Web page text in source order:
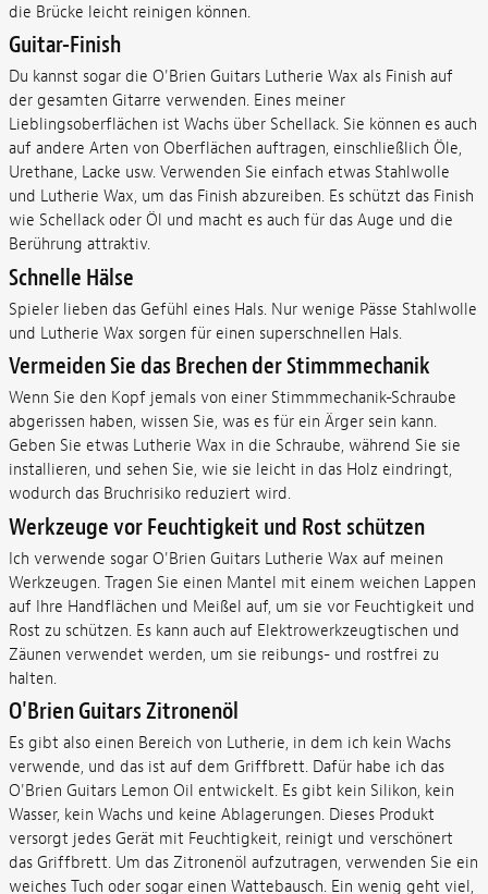
die Brücke leicht reinigen können.
Guitar-Finish
Du kannst sogar die O'Brien Guitars Lutherie Wax als Finish auf
der gesamten Gitarre verwenden. Eines meiner
Lieblingsoberflächen ist Wachs über Schellack. Sie können es auch
auf andere Arten von Oberflächen auftragen, einschließlich Öle,
Urethane, Lacke usw. Verwenden Sie einfach etwas Stahlwolle
und Lutherie Wax, um das Finish abzureiben. Es schützt das Finish
wie Schellack oder Öl und macht es auch für das Auge und die
Berührung attraktiv.
Schnelle Hälse
Spieler lieben das Gefühl eines Hals. Nur wenige Pässe Stahlwolle
und Lutherie Wax sorgen für einen superschnellen Hals.
Vermeiden Sie das Brechen der Stimmmechanik
Wenn Sie den Kopf jemals von einer Stimmmechanik-Schraube
abgerissen haben, wissen Sie, was es für ein Ärger sein kann.
Geben Sie etwas Lutherie Wax in die Schraube, während Sie sie
installieren, und sehen Sie, wie sie leicht in das Holz eindringt,
wodurch das Bruchrisiko reduziert wird.
Werkzeuge vor Feuchtigkeit und Rost schützen
Ich verwende sogar O'Brien Guitars Lutherie Wax auf meinen
Werkzeugen. Tragen Sie einen Mantel mit einem weichen Lappen
auf Ihre Handflächen und Meißel auf, um sie vor Feuchtigkeit und
Rost zu schützen. Es kann auch auf Elektrowerkzeugtischen und
Zäunen verwendet werden, um sie reibungs- und rostfrei zu
halten.
O'Brien Guitars Zitronenöl
Es gibt also einen Bereich von Lutherie, in dem ich kein Wachs
verwende, und das ist auf dem Griffbrett. Dafür habe ich das
O'Brien Guitars Lemon Oil entwickelt. Es gibt kein Silikon, kein
Wasser, kein Wachs und keine Ablagerungen. Dieses Produkt
versorgt jedes Gerät mit Feuchtigkeit, reinigt und verschönert
das Griffbrett. Um das Zitronenöl aufzutragen, verwenden Sie ein
weiches Tuch oder sogar einen Wattebausch. Ein wenig geht viel,